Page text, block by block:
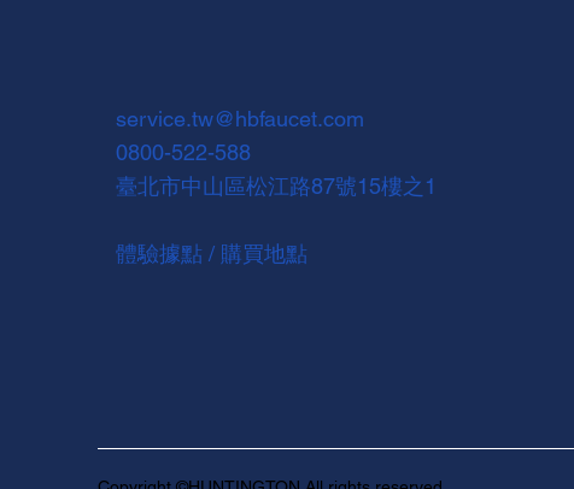
service.tw@hbfaucet.com
0800-522-588
臺北市中山區松江路87號15樓之1
體驗據點 / 購買地點